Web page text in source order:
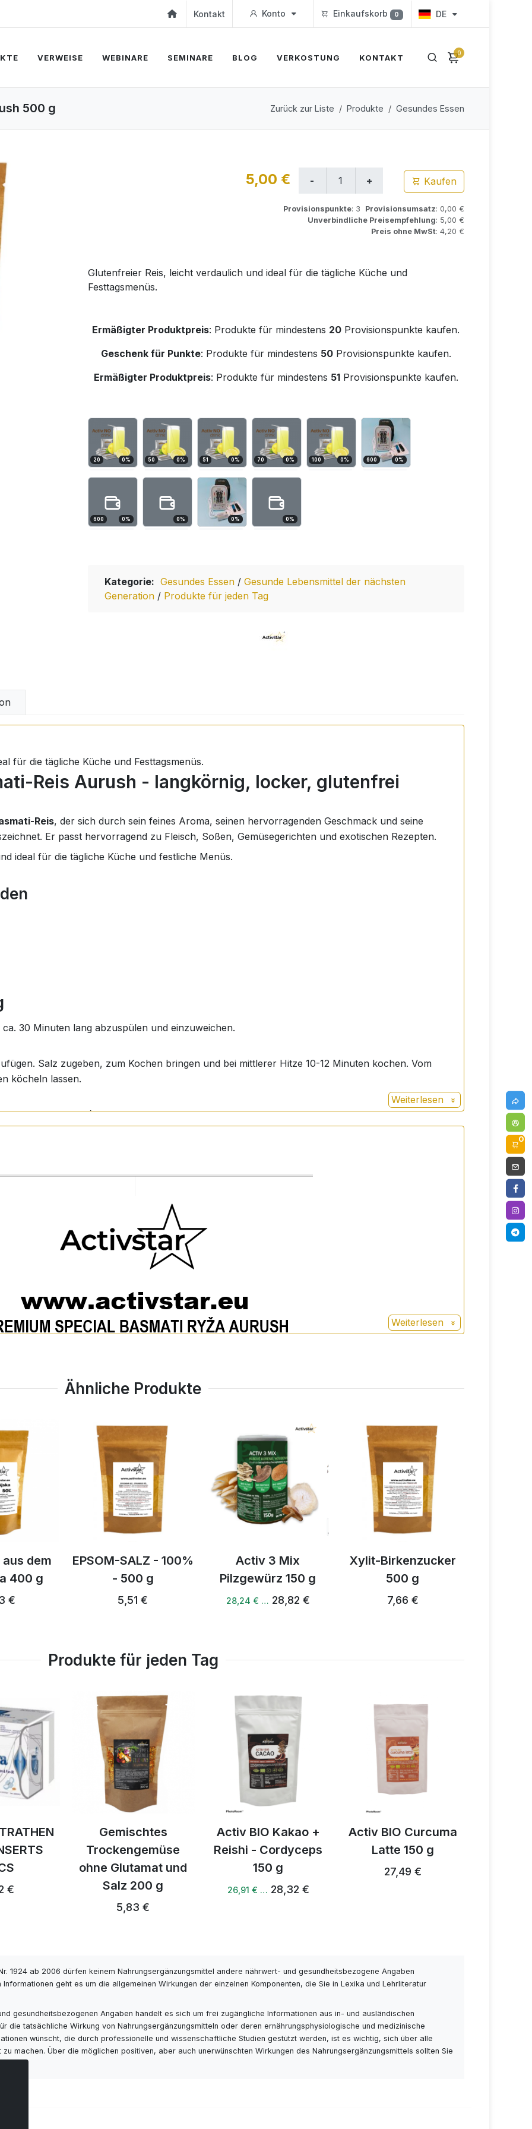
Kontakt Konto Einkaufskorb 0 DE
0
VERWEISE WEBINARE SEMINARE BLOG VERKOSTUNG KONTAKT
500 g Zurück zur Liste Produkte Gesundes Essen
5,00 € Kaufen
Provisionspunkte: 3 Provisionsumsatz: 0,00 €
Unverbindliche Preisempfehlung: 5,00 €
Preis ohne MwSt: 4,20 €
Glutenfreier Reis, leicht verdaulich und ideal für die tägliche Küche und
Festtagsmenüs.
Ermäßigter Produktpreis: Produkte für mindestens 20 Provisionspunkte kaufen.
Geschenk für Punkte: Produkte für mindestens 50Provisionspunkte kaufen.
Ermäßigter Produktpreis: Produkte für mindestens 51Provisionspunkte kaufen.
20 0% 50 0% 51 0% 70 0% 100 0% 600 0%
600 0% 0% 0% 0%
Kategorie: Gesundes Essen / Gesunde Lebensmittel der nächsten
Generation / Produkte für jeden Tag
für die tägliche Küche und Festtagsmenüs.
Reis Aurush - langkörnig, locker, glutenfrei
Reis, der sich durch sein feines Aroma, seinen hervorragenden Geschmack und seine
Er passt hervorragend zu Fleisch, Soßen, Gemüsegerichten und exotischen Rezepten.
ideal für die tägliche Küche und festliche Menüs.
30 Minuten lang abzuspülen und einzuweichen.
Salz zugeben, zum Kochen bringen und bei mittlerer Hitze 10-12 Minuten kochen. Vom
köcheln lassen.
pro 1 Tasse Reis). Abgießen und servieren, wenn er weich ist.
0 g)
g)
Weiterlesen
Weiterlesen
Ähnliche Produkte
aus dem
400 g
€
EPSOM-SALZ - 100%
- 500 g
5,51 €
Activ 3 Mix
Pilzgewürz 150 g
28,24 € … 28,82 €
Xylit-Birkenzucker
500 g
7,66 €
Produkte für jeden Tag
€
Gemischtes
Trockengemüse
ohne Glutamat und
Salz 200 g
5,83 €
Activ BIO Kakao +
Reishi - Cordyceps
150 g
26,91 € … 28,32 €
Activ BIO Curcuma
Latte 150 g
27,49 €
1924 ab 2006 dürfen keinem Nahrungsergänzungsmittel andere nährwert- und gesundheitsbezogene Angaben
geht es um die allgemeinen Wirkungen der einzelnen Komponenten, die Sie in Lexika und Lehrliteratur
gesundheitsbezogenen Angaben handelt es sich um frei zugängliche Informationen aus in- und ausländischen
die tatsächliche Wirkung von Nahrungsergänzungsmitteln oder deren ernährungsphysiologische und medizinische
wünscht, die durch professionelle und wissenschaftliche Studien gestützt werden, ist es wichtig, sich über alle
machen. Über die möglichen positiven, aber auch unerwünschten Wirkungen des Nahrungsergänzungsmittels sollten Sie
0